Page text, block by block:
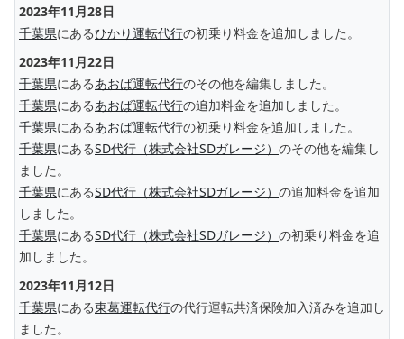
2023年11月28日
千葉県にあるひかり運転代行の初乗り料金を追加しました。
2023年11月22日
千葉県にあるあおば運転代行のその他を編集しました。
千葉県にあるあおば運転代行の追加料金を追加しました。
千葉県にあるあおば運転代行の初乗り料金を追加しました。
千葉県にあるSD代行（株式会社SDガレージ） のその他を編集し
ました。
千葉県にあるSD代行（株式会社SDガレージ） の追加料金を追加
しました。
千葉県にあるSD代行（株式会社SDガレージ） の初乗り料金を追
加しました。
2023年11月12日
千葉県にある東葛運転代行の代行運転共済保険加入済みを追加し
ました。